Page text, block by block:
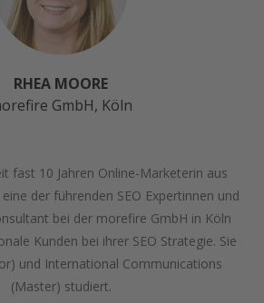
RHEA MOORE
GmbH, Köln
fast 10 Jahren Online-Marketerin aus
der führenden SEO Expertinnen und
bei der morefire GmbH in Köln
Kunden bei ihrer SEO Strategie. Sie
und International Communications
(Master) studiert.